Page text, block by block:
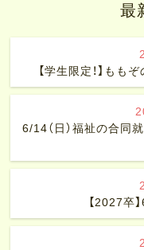
最
【学生限定！】も
6/14（日）福祉の合同
【2027卒